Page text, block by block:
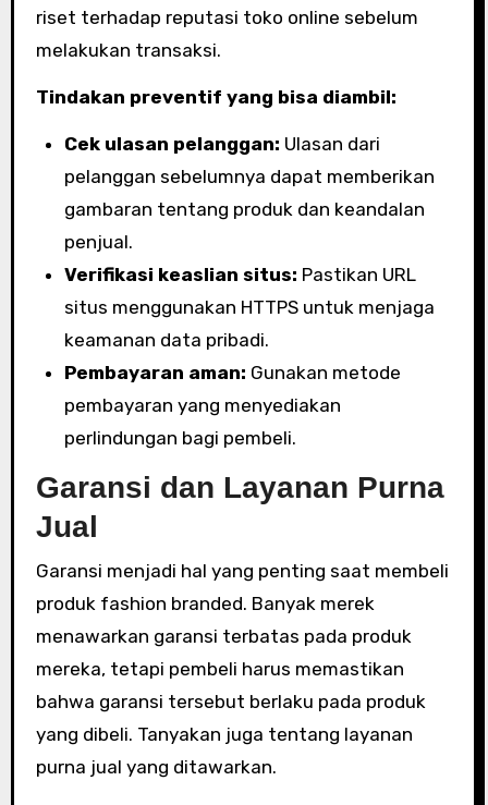
riset terhadap reputasi toko online sebelum
melakukan transaksi.
Tindakan preventif yang bisa diambil:
Cek ulasan pelanggan: Ulasan dari
pelanggan sebelumnya dapat memberikan
gambaran tentang produk dan keandalan
penjual.
Verifikasi keaslian situs: Pastikan URL
situs menggunakan HTTPS untuk menjaga
keamanan data pribadi.
Pembayaran aman: Gunakan metode
pembayaran yang menyediakan
perlindungan bagi pembeli.
Garansi dan Layanan Purna
Jual
Garansi menjadi hal yang penting saat membeli
produk fashion branded. Banyak merek
menawarkan garansi terbatas pada produk
mereka, tetapi pembeli harus memastikan
bahwa garansi tersebut berlaku pada produk
yang dibeli. Tanyakan juga tentang layanan
purna jual yang ditawarkan.